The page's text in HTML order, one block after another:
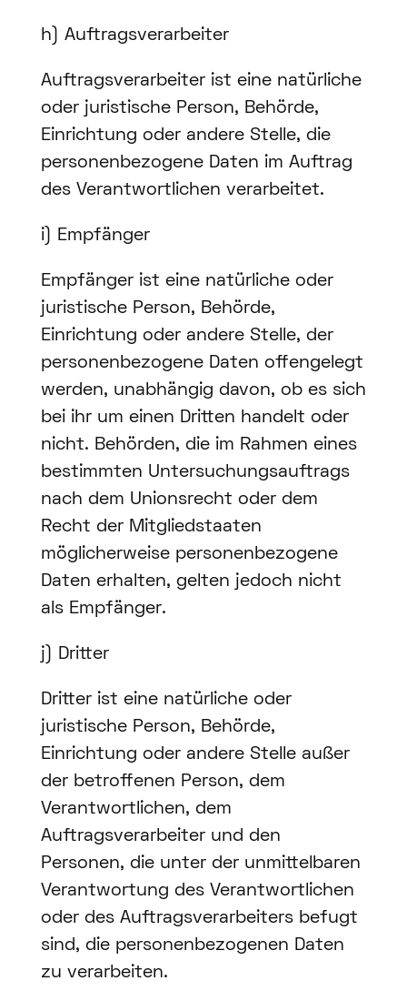
h) Auftragsverarbeiter
Auftragsverarbeiter ist eine natürliche
oder juristische Person, Behörde,
Einrichtung oder andere Stelle, die
personenbezogene Daten im Auftrag
des Verantwortlichen verarbeitet.
i) Empfänger
Empfänger ist eine natürliche oder
juristische Person, Behörde,
Einrichtung oder andere Stelle, der
personenbezogene Daten offengelegt
werden, unabhängig davon, ob es sich
bei ihr um einen Dritten handelt oder
nicht. Behörden, die im Rahmen eines
bestimmten Untersuchungsauftrags
nach dem Unionsrecht oder dem
Recht der Mitgliedstaaten
möglicherweise personenbezogene
Daten erhalten, gelten jedoch nicht
als Empfänger.
j) Dritter
Dritter ist eine natürliche oder
juristische Person, Behörde,
Einrichtung oder andere Stelle außer
der betroffenen Person, dem
Verantwortlichen, dem
Auftragsverarbeiter und den
Personen, die unter der unmittelbaren
Verantwortung des Verantwortlichen
oder des Auftragsverarbeiters befugt
sind, die personenbezogenen Daten
zu verarbeiten.